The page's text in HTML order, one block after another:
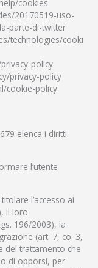
cookies
20170519-uso-
parte-di-twitter
technologies/cooki
policy
privacy-policy
cookie-policy
elenca i diritti
l’utente
l’accesso ai
il loro
196/2003), la
(art. 7, co. 3,
del trattamento che
di opporsi, per